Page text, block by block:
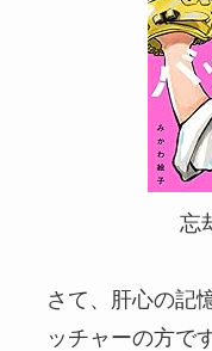
忘
さて、肝心の記
ッチャーの方で